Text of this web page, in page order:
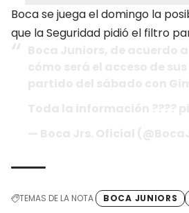
Boca se juega el domingo la
que la Seguridad pidió el filtro
TEMAS DE LA NOTA BOCA JUNIORS